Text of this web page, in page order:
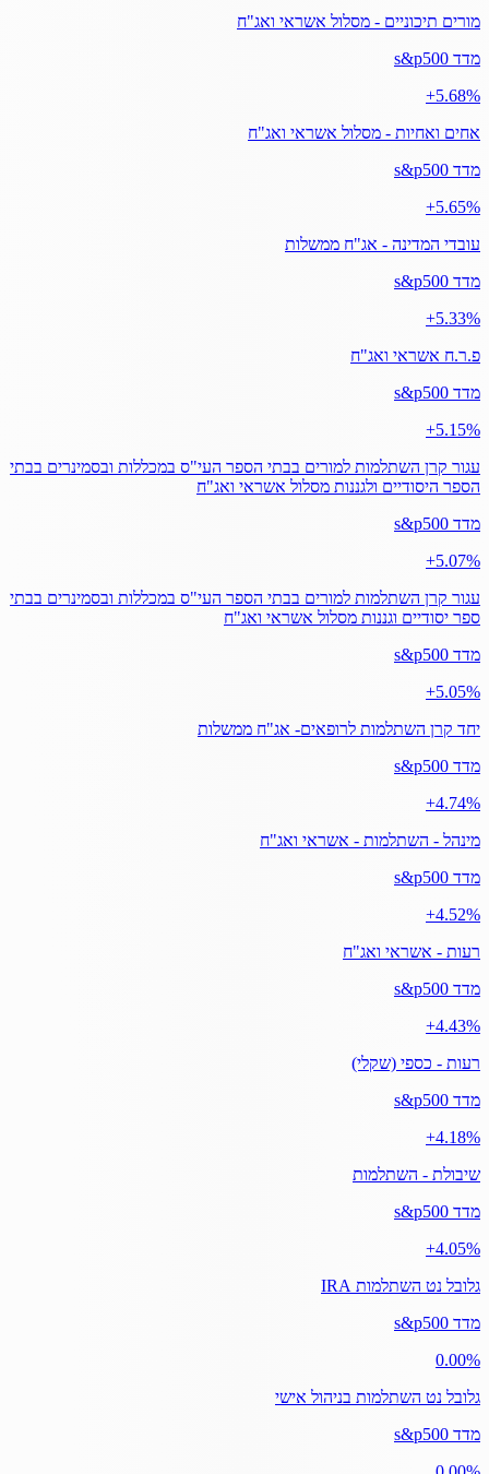
מורים תיכוניים - מסלול אשראי ואג"ח
מדד s&p500
‎+5.68%
אחים ואחיות - מסלול אשראי ואג"ח
מדד s&p500
‎+5.65%
עובדי המדינה - אג"ח ממשלות
מדד s&p500
‎+5.33%
פ.ר.ח אשראי ואג"ח
מדד s&p500
‎+5.15%
עגור קרן השתלמות למורים בבתי הספר העי"ס במכללות ובסמינרים בבתי
הספר היסודיים ולגננות מסלול אשראי ואג"ח
מדד s&p500
‎+5.07%
עגור קרן השתלמות למורים בבתי הספר העי"ס במכללות ובסמינרים בבתי
ספר יסודיים וגננות מסלול אשראי ואג"ח
מדד s&p500
‎+5.05%
יחד קרן השתלמות לרופאים- אג"ח ממשלות
מדד s&p500
‎+4.74%
מינהל - השתלמות - אשראי ואג"ח
מדד s&p500
‎+4.52%
רעות - אשראי ואג"ח
מדד s&p500
‎+4.43%
רעות - כספי (שקלי)
מדד s&p500
‎+4.18%
שיבולת - השתלמות
מדד s&p500
‎+4.05%
גלובל נט השתלמות IRA
מדד s&p500
‎0.00%
גלובל נט השתלמות בניהול אישי
מדד s&p500